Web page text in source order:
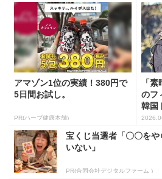
アマゾン1位の実績！380円で
5日間お試し。
PR(ハーブ健康本舗)
「
のフ
韓国
宝くじ当選者「〇〇を
いない」
PR(合同会社デジタルファーム )